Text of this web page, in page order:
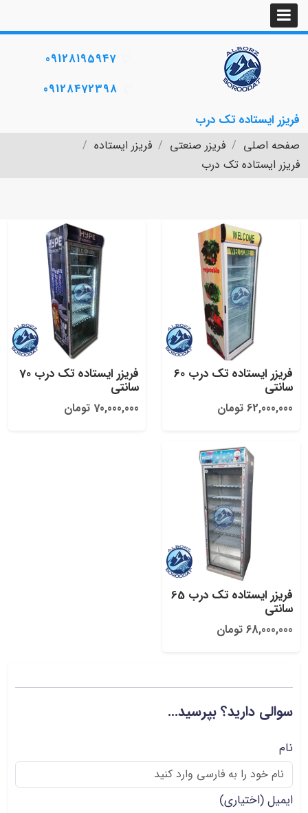
فریزر ایستاده تک درب
09128195947
09128472398
صفحه اصلی فریزر صنعتی
فریزر ایستاده
فریزر ایستاده تک درب
فریزر ایستاده تک درب 60
سانتی
62,000,000 تومان
فریزر ایستاده تک درب 70
سانتی
70,000,000 تومان
فریزر ایستاده تک درب 65
سانتی
68,000,000 تومان
سوالی دارید؟ بپرسید...
نام
ایمیل(اختیاری)